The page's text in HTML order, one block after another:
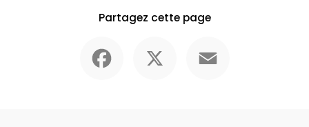
Partagez cette page